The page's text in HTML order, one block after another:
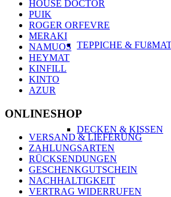
TEPPICHE &
DECKEN & KISSEN
HOUSE DOCTOR
PUIK
ROGER ORFEVRE
MERAKI
NAMUOS
HEYMAT
KINFILL
KINTO
AZUR
ONLINESHOP
VERSAND & LIEFERUNG
ZAHLUNGSARTEN
RÜCKSENDUNGEN
GESCHENKGUTSCHEIN
NACHHALTIGKEIT
VERTRAG WIDERRUFEN